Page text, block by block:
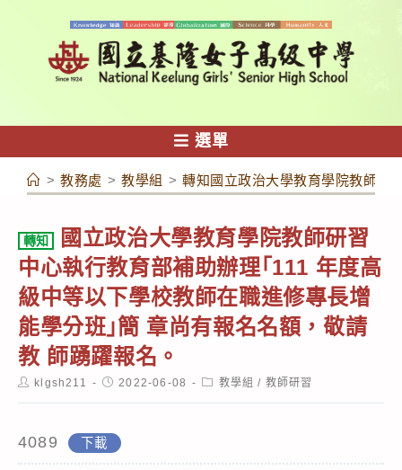
容
選單
> 教務處 > 教學組 > 轉知國立政治大學教育學院教師研
轉知
國立政治大學教育學院教師研習
中心執行教育部補助辦理｢111 年度高
級中等以下學校教師在職進修專長增
能學分班｣簡 章尚有報名名額，敬請
教 師踴躍報名。
Postklgsh211
Post2022-06-08
Post教學組 / 教師研習
4089 下載